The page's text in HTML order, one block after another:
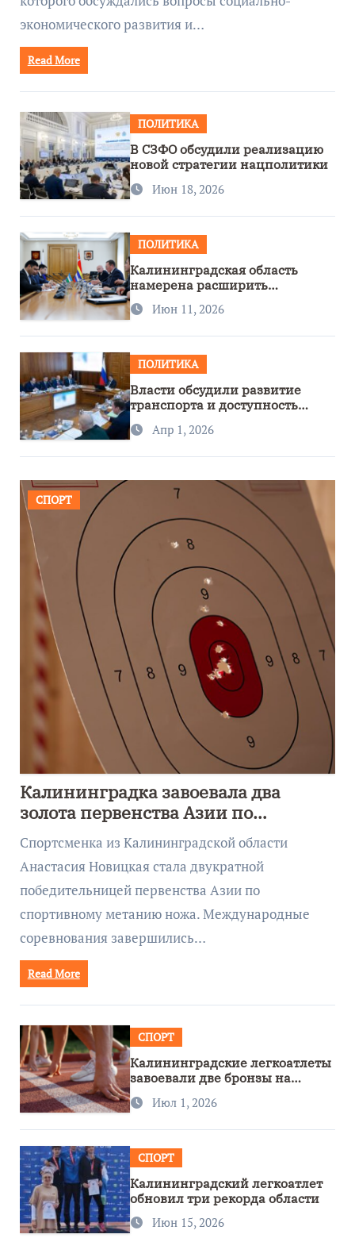
экономического развития и…
Read More
ПОЛИТИКА
В СЗФО обсудили реализацию
новой стратегии нацполитики
Июн 18, 2026
ПОЛИТИКА
Калининградская область
намерена расширить
сотрудничество с Узбекистаном
Июн 11, 2026
ПОЛИТИКА
Власти обсудили развитие
транспорта и доступность
региона
Апр 1, 2026
СПОРТ
Калининградка завоевала два
золота первенства Азии по
метанию ножа
Спортсменка из Калининградской области
Анастасия Новицкая стала двукратной
победительницей первенства Азии по
спортивному метанию ножа. Международные
соревнования завершились…
Read More
СПОРТ
Калининградские легкоатлеты
завоевали две бронзы на
первенстве России
Июл 1, 2026
СПОРТ
Калининградский легкоатлет
обновил три рекорда области
Июн 15, 2026